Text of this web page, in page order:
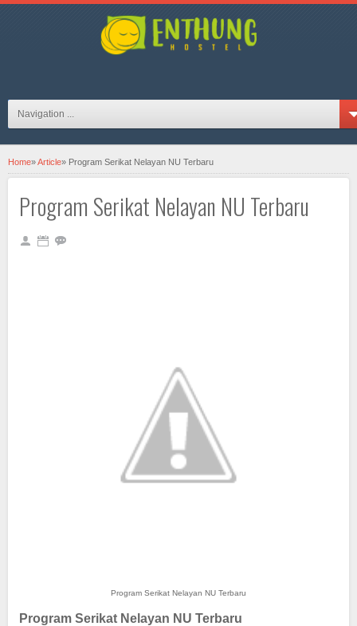
Navigation ...
Home»Article» Program Serikat Nelayan NU Terbaru
Program Serikat Nelayan NU Terbaru
Program Serikat Nelayan NU Terbaru
Program Serikat Nelayan NU Terbaru